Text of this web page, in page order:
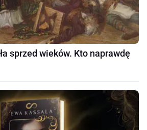
sprzed wieków. Kto naprawdę